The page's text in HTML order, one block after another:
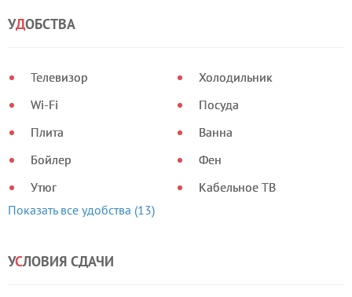
УДОБСТВА
Телевизор
Wi-Fi
Плита
Бойлер
Утюг
Холодильник
Посуда
Ванна
Фен
Кабельное ТВ
Показать все удобства (13)
УСЛОВИЯ СДАЧИ